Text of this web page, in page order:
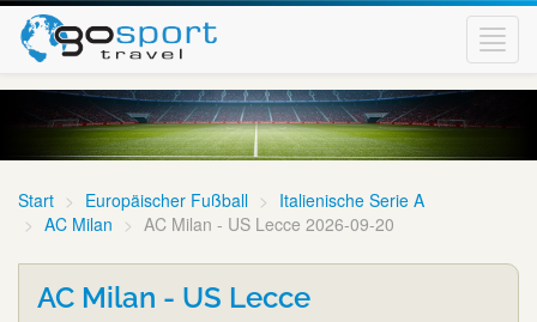
Start Europäischer Fußball
Italienische Serie A
AC Milan
AC Milan - US Lecce 2026-09-20
AC Milan - US Lecce